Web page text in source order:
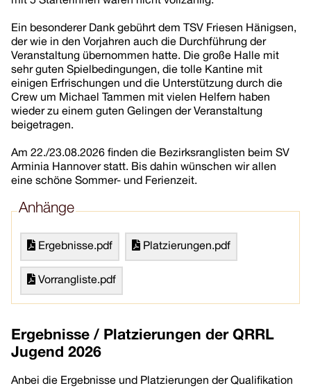
Ein besonderer Dank gebührt dem TSV Friesen Hänigsen,
der wie in den Vorjahren auch die Durchführung der
Veranstaltung übernommen hatte. Die große Halle mit
sehr guten Spielbedingungen, die tolle Kantine mit
einigen Erfrischungen und die Unterstützung durch die
Crew um Michael Tammen mit vielen Helfern haben
wieder zu einem guten Gelingen der Veranstaltung
beigetragen.
Am 22./23.08.2026 finden die Bezirksranglisten beim SV
Arminia Hannover statt. Bis dahin wünschen wir allen
eine schöne Sommer- und Ferienzeit.
Anhänge
Ergebnisse.pdf Platzierungen.pdf
Vorrangliste.pdf
Ergebnisse / Platzierungen der QRRL
Jugend 2026
Anbei die Ergebnisse und Platzierungen der Qualifikation